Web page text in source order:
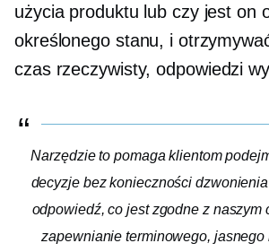
użycia produktu lub czy jest on
określonego stanu, i
czas rzeczywisty, odpowiedzi
Narzędzie to pomaga klientom
decyzje bez konieczności
odpowiedź, co jest zgodne z naszym
zapewnianie terminowego,